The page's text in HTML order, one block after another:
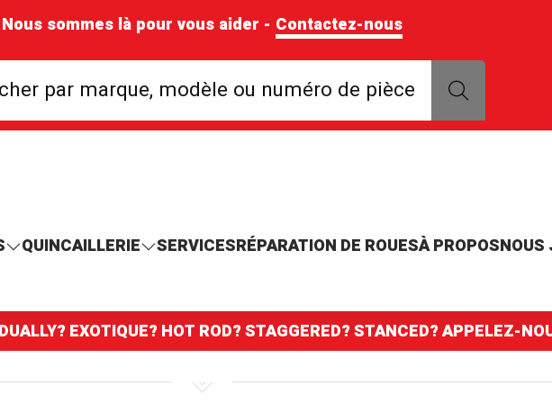
Nous sommes là pour vous aider - Contactez-nous
par marque, modèle ou numéro de pièce
Rechercher par marque, modèle ou
QUINCAILLERIE SERVICESRÉPARATION DE ROUESÀ PROPOSNOUS
EXOTIQUE? HOT ROD? STAGGERED? STANCED? APPELEZ-